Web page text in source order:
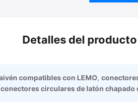
Detalles del producto
compatibles con LEMO,
conectores circulares de latón chapado